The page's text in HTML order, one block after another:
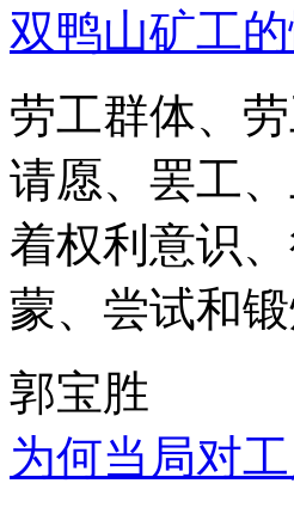
双鸭山矿工
劳工群体、
请愿、罢工
着权利意识
蒙、尝试和锻
郭宝胜
为何当局对